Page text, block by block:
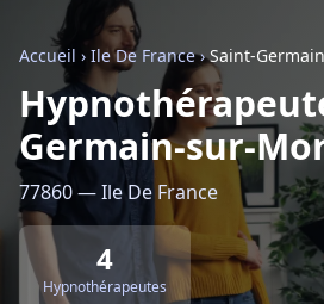
Accueil › Ile De France›Saint-
Germain-sur-
77860 — Ile De France
4
Hypnothérapeutes